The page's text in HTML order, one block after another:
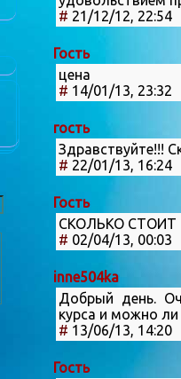
# 21/12/12, 22:54
Гость
цена
# 14/01/13, 23:32
гость
Здравствуйте!!!
# 22/01/13, 16:24
Гость
СКОЛЬКО СТОИТ
# 02/04/13, 00:03
inne504ka
Добрый день.
курса и можно ли
# 13/06/13, 14:20
Гость